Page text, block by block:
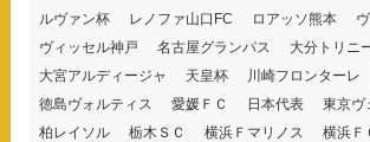
ルヴァン杯
レノファ山口FC ロアッソ熊本
ヴィッセル神戸
名古屋グランパス
大分トリニ
大宮アルディージャ
天皇杯
川崎フロンターレ
徳島ヴォルティス
愛媛ＦＣ 日本代表
東京ヴ
柏レイソル
栃木ＳＣ 横浜Ｆマリノス
横浜Ｆ